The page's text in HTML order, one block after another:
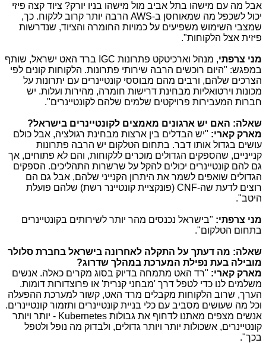
אבל מה עם מישהו בתל אביב מול מישהו בניו יורק? ציוד קצה פיזי
יכול לשכפל מה שמאוחסן ב-AWS הרבה יותר קרוב ללקוח. כך,
שמצבי השימוש משפיעים על כמויות החומרה והציוד, שנדרשות
פיזית אצל הלקוחות".
מני צרפתי, מנהל וארכיטקט פתרונות IGC ברד האט ישראל, שותף
במפגש: "היום רוכשים הרבה שירותי פתרונות. הלקוחות קונים לפי
הצרכים שלהם, ורבים מהם מבוססי קונטיינרים עם יתרונות על
מכונות וירטואליות מבחינת דרישות חומרה, מהירות ועלות. יש
חברות המעבירות פרויקטים שלמים שלהם לקונטיינרים".
שאלה: האם יש ארגונים מאמצים לקונטיינרים בישראל?
מארק קארי: "יש הבדלים בין ארצות מבחינת רגולציה, אבל כולם
עושים בגדול אותו דבר. בתחום הטלקום יש הרבה פתרונות
קנייניים, שהספקים הגדולים מוכרים ללקוחות, והם לא פתוחים, אך
גם להם קונטיינרים יכולים להקל על שרשרות התהליכים. הספקים
הגדולים שואפים לשמר את היתרון הקנייני שלהם, אבל גם הם
רוצים לדעת שה-CNF (פונקציית קונטיינר רשת) שלהם פועלת
היטב".
מני צרפתי: "בישראל נכנסים מהר יותר לשירותים בקונטיינרים
בתחום הטלקום".
שאלה: מה דעתך על התקלה לאחרונה בישראל בחברת סלולר
מובילה בעת נפילת המערכת במהלך שדרוג?
מארק קארי: "רד האט מתמחה בדיוק בסוג מקרים כאלה. אנשים
משלמים לנו כדי לטפל דרך 'מבחני קנרית' או פרוצדורות דומות.
הערך, שרוב הלקוחות מקבלים מרד האט, קשור למערכת ההפעלה
וכל מה שעושים מסביב עם כלי בניית קונטיינרים ותזמור קונטיינרים.
אנשים מצפים מאתנו לדחוף את גבולות Kubernetes - יותר ויותר
קונטיינרים, אשכולות יותר ויותר גדולים, ולבדוק מה נופל ולטפל
בכך".